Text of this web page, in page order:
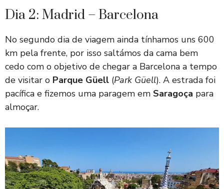
Dia 2: Madrid – Barcelona
No segundo dia de viagem ainda tínhamos uns 600
km pela frente, por isso saltámos da cama bem
cedo com o objetivo de chegar a Barcelona a tempo
de visitar o Parque Güell (Park Güell). A estrada foi
pacífica e fizemos uma paragem em Saragoça para
almoçar.